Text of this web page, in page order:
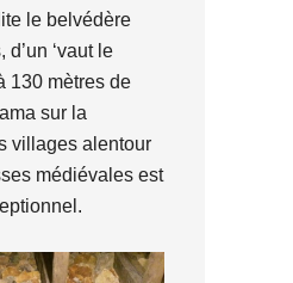
le belvédère
d’un ‘vaut le
130 mètres de
sur la
villages alentour
médiévales est